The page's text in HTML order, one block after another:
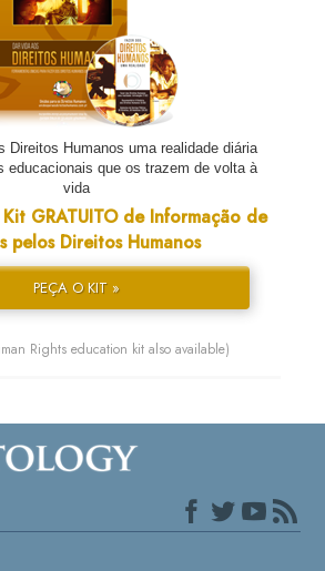
Direitos Humanos uma realidade diária
educacionais que os trazem de volta à
vida
GRATUITO de Informação de
pelos Direitos Humanos
PEÇA O KIT »
Rights education kit also available)